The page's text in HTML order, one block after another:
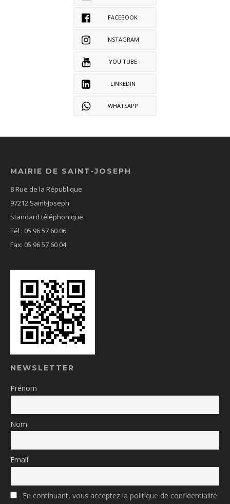
FACEBOOK
INSTAGRAM
YOU TUBE
LINKEDIN
WHATSAPP
MAIRIE DE SAINT-JOSEPH
8 Rue de la République
97212 Saint-Joseph
Standard téléphonique
Tél : 05 96 57 60 06
Fax: 05 96 57 60 04
NEWSLETTER
Prénom
Nom
Email
En continuant, vous acceptez la politique de confidentialité